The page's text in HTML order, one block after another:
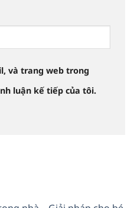
và trang web trong
luận kế tiếp của tôi.